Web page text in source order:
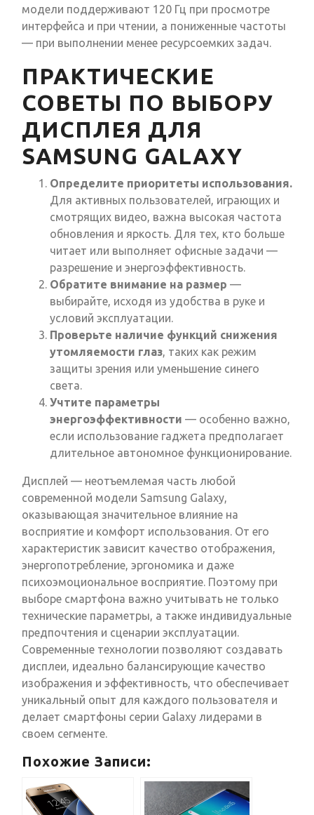
модели поддерживают 120 Гц при просмотре
интерфейса и при чтении, а пониженные частоты
— при выполнении менее ресурсоемких задач.
ПРАКТИЧЕСКИЕ
СОВЕТЫ ПО ВЫБОРУ
ДИСПЛЕЯ ДЛЯ
SAMSUNG GALAXY
Определите приоритеты использования.
Для активных пользователей, играющих и
смотрящих видео, важна высокая частота
обновления и яркость. Для тех, кто больше
читает или выполняет офисные задачи —
разрешение и энергоэффективность.
Обратите внимание на размер —
выбирайте, исходя из удобства в руке и
условий эксплуатации.
Проверьте наличие функций снижения
утомляемости глаз, таких как режим
защиты зрения или уменьшение синего
света.
Учтите параметры
энергоэффективности — особенно важно,
если использование гаджета предполагает
длительное автономное функционирование.
Дисплей — неотъемлемая часть любой
современной модели Samsung Galaxy,
оказывающая значительное влияние на
восприятие и комфорт использования. От его
характеристик зависит качество отображения,
энергопотребление, эргономика и даже
психоэмоциональное восприятие. Поэтому при
выборе смартфона важно учитывать не только
технические параметры, а также индивидуальные
предпочтения и сценарии эксплуатации.
Современные технологии позволяют создавать
дисплеи, идеально балансирующие качество
изображения и эффективность, что обеспечивает
уникальный опыт для каждого пользователя и
делает смартфоны серии Galaxy лидерами в
своем сегменте.
Похожие Записи: